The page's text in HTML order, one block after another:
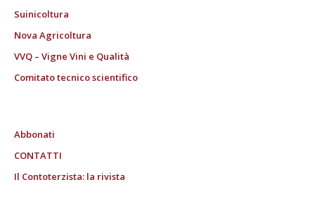
Suinicoltura
Nova Agricoltura
VVQ – Vigne Vini e Qualità
Comitato tecnico scientifico
Abbonati
CONTATTI
Il Contoterzista: la rivista